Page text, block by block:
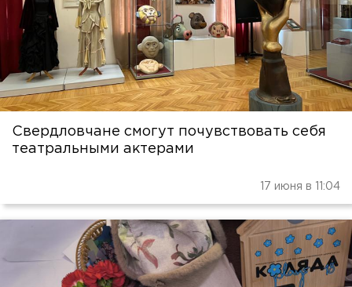
Свердловчане смогут почувствовать себя
театральными актерами
17 июня в 11:04